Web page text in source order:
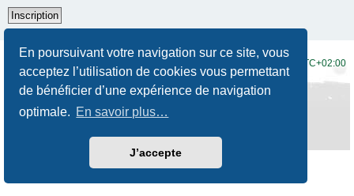
En poursuivant votre navigation sur ce site, vous
acceptez l’utilisation de cookies vous permettant
de bénéficier d’une expérience de navigation
optimale. En savoir plus…
J’accepte
Inscription
UTC+02:00
Développé par phpBB® Forum Software © phpBB Limited
Traduction française officielle
Prosilver New Edition
Confidentialité|Conditions